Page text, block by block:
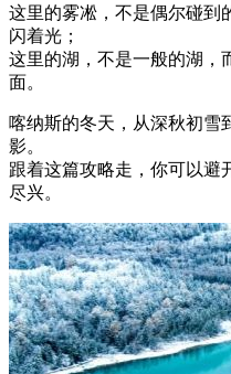
这里的雾凇，不是偶尔碰到
闪着光；
这里的湖，不是一般的湖，
面。
喀纳斯的冬天，从深秋初雪
影。
跟着这篇攻略走，你可以避
尽兴。